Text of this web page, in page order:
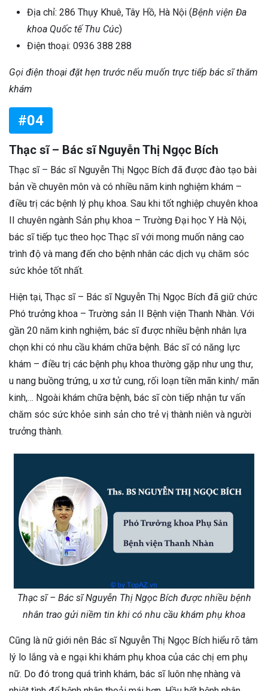
Địa chỉ: 286 Thụy Khuê, Tây Hồ, Hà Nội (Bệnh viện Đa
khoa Quốc tế Thu Cúc)
Điện thoại: 0936 388 288
Gọi điện thoại đặt hẹn trước nếu muốn trực tiếp bác sĩ thăm
khám
#04
Thạc sĩ – Bác sĩ Nguyễn Thị Ngọc Bích
Thạc sĩ – Bác sĩ Nguyễn Thị Ngọc Bích đã được đào tạo bài
bản về chuyên môn và có nhiều năm kinh nghiệm khám –
điều trị các bệnh lý phụ khoa. Sau khi tốt nghiệp chuyên khoa
II chuyên ngành Sản phụ khoa – Trường Đại học Y Hà Nội,
bác sĩ tiếp tục theo học Thạc sĩ với mong muốn nâng cao
trình độ và mang đến cho bệnh nhân các dịch vụ chăm sóc
sức khỏe tốt nhất.
Hiện tại, Thạc sĩ – Bác sĩ Nguyễn Thị Ngọc Bích đã giữ chức
Phó trưởng khoa – Trường sản II Bệnh viện Thanh Nhàn. Với
gần 20 năm kinh nghiệm, bác sĩ được nhiều bệnh nhân lựa
chọn khi có nhu cầu khám chữa bệnh. Bác sĩ có năng lực
khám – điều trị các bệnh phụ khoa thường gặp như ung thư,
u nang buồng trứng, u xơ tử cung, rối loạn tiền mãn kinh/ mãn
kinh,… Ngoài khám chữa bệnh, bác sĩ còn tiếp nhận tư vấn
chăm sóc sức khỏe sinh sản cho trẻ vị thành niên và người
trưởng thành.
Thạc sĩ – Bác sĩ Nguyễn Thị Ngọc Bích được nhiều bệnh
nhân trao gửi niềm tin khi có nhu cầu khám phụ khoa
Cũng là nữ giới nên Bác sĩ Nguyễn Thị Ngọc Bích hiểu rõ tâm
lý lo lắng và e ngại khi khám phụ khoa của các chị em phụ
nữ. Do đó trong quá trình khám, bác sĩ luôn nhẹ nhàng và